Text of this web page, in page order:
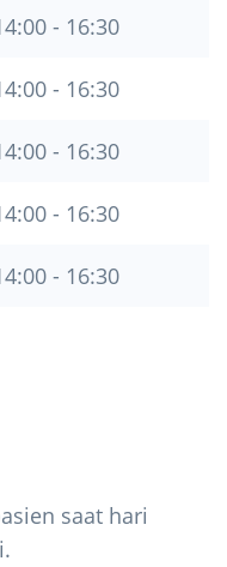
- 16:30
- 16:30
- 16:30
- 16:30
- 16:30
saat hari